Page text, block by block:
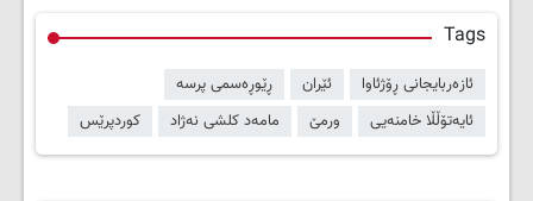
Tags
ئازەربایجانی ڕۆژئاوا ئێران
ڕێوڕەسمی پرسە
ئایەتۆڵڵا خامنەیی
ورمێ مامەد کلشی نەژاد کوردپرێس